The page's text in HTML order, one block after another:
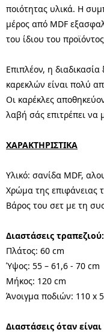
ποιότητας υλικά. Η
μέρος από MDF
του ίδιου του
Επιπλέον, η
καρεκλών είναι πολύ
Οι καρέκλες
λαβή σάς επιτρέπει να
ΧΑΡΑΚΤΗΡΙΣΤΙΚΑ
Υλικό: σανίδα MDF,
Χρώμα της επιφάνειας
Βάρος του σετ με τη
Διαστάσεις τραπεζιού:
Πλάτος: 60 cm
Ύψος: 55 – 61,6 - 70 cm
Μήκος: 120 cm
Άνοιγμα ποδιών: 110 x
Διαστάσεις όταν